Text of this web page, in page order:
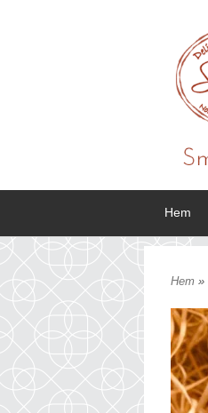
Hem
Hem »